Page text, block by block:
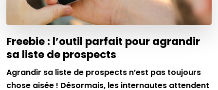
Freebie : l’outil parfait pour agrandir
sa liste de prospects
Agrandir sa liste de prospects n’est pas toujours
chose aisée ! Désormais, les internautes attendent